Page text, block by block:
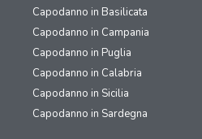
Capodanno in Basilicata
Capodanno in Campania
Capodanno in Puglia
Capodanno in Calabria
Capodanno in Sicilia
Capodanno in Sardegna